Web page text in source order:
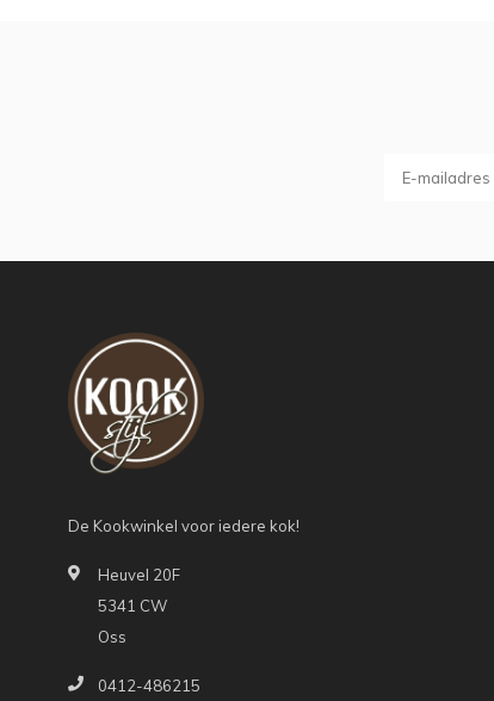
De Kookwinkel voor iedere kok!
Heuvel 20F
5341 CW
Oss
0412-486215